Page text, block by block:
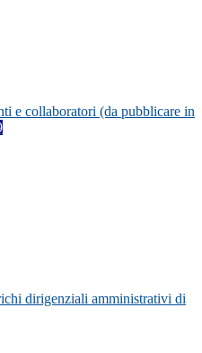
e collaboratori (da pubblicare in
dirigenziali amministrativi di